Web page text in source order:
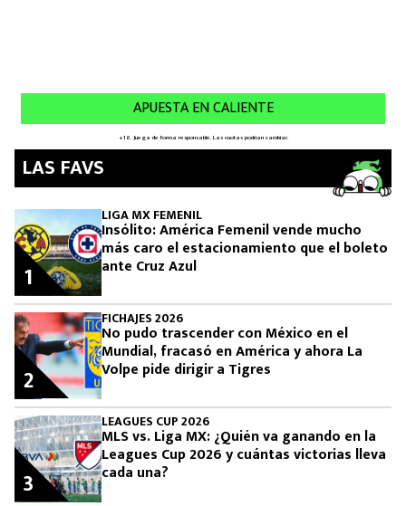
LAS FAVS
LIGA MX FEMENIL
Insólito: América Femenil vende mucho
más caro el estacionamiento que el boleto
ante Cruz Azul
1
FICHAJES 2026
No pudo trascender con México en el
Mundial, fracasó en América y ahora La
Volpe pide dirigir a Tigres
2
LEAGUES CUP 2026
MLS vs. Liga MX: ¿Quién va ganando en la
Leagues Cup 2026 y cuántas victorias lleva
cada una?
3